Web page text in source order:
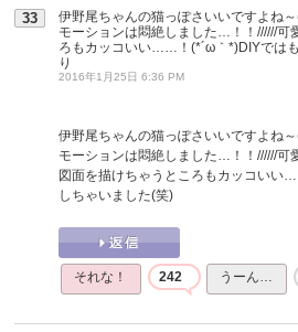
33
伊野尾ちゃんの猫っぽさいいですよね
モーションは悶絶しました…！！//////可
ろもカッコいい……！(*´ω｀*)DIYでは
り
2016年1月25日 6:36 PM
伊野尾ちゃんの猫っぽさいいですよね
モーションは悶絶しました…！！//////可
図面を描けちゃうところもカッコいい
しちゃいました(笑)
それな！ 242 うーん…